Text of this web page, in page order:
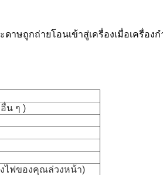
าษถูกถ่ายโอนเข้าสู่เครื่องเมื่อเครื่อง
น ๆ )
งไฟของคุณล่วงหน้า)